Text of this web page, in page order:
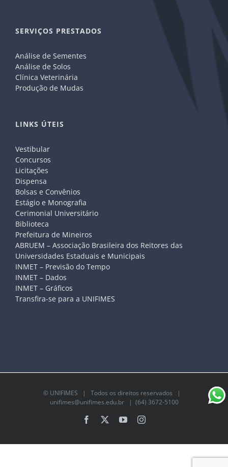
SERVIÇOS PRESTADOS
Análise de Sementes
Análise de Solos
Clínica Veterinária
Produção de Mudas
LINKS ÚTEIS
Vestibular
Concursos
Licitações
Dispensa
Bolsas e Convênios
Estágio e Monografia
Cerimonial Universitário
Biblioteca
Prefeitura de Mineiros
ABRUEM – Associação Brasileira dos Reitores das
Universidades Estaduais e Municipais
INMET – Previsão do Tempo
INMET – Dados
INMET – Gráficos
Transfira-se para a UNIFIMES
© UNIFIMES | Todos os direitos reservados |
unifimes@unifimes.edu.br| (64) 3672-5100
Facebook YouTubeInstagram